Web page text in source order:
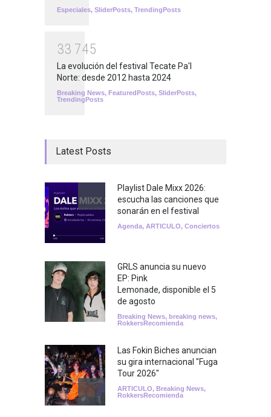
Especiales, SliderPosts, TrendingPosts
33 745
La evolución del festival Tecate Pa'l
Norte: desde 2012 hasta 2024
Breaking News, FeaturedPosts, SliderPosts,
TrendingPosts
Latest Posts
Playlist Dale Mixx 2026:
escucha las canciones que
sonarán en el festival
Agenda, ARTICULO, Conciertos
GRLS anuncia su nuevo
EP: Pink
Lemonade, disponible el 5
de agosto
Breaking News, breaking news,
RokkersRecomienda
Las Fokin Biches anuncian
su gira internacional "Fuga
Tour 2026"
ARTICULO, Breaking News,
RokkersRecomienda